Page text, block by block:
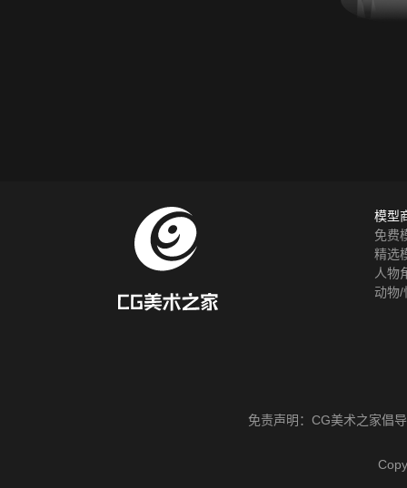
模型
免费
精选
人物
动物/
免责声明： CG美术之家倡